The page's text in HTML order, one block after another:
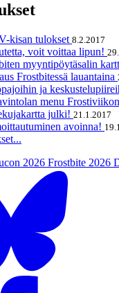
kisan tulokset 8.2.2017
voit voittaa lipun!
myyntipöytäsalin
Frostbitessä lauantaina
ja
menu
julki! 21.1.2017
avoinna!
2026 Frostbite 2026